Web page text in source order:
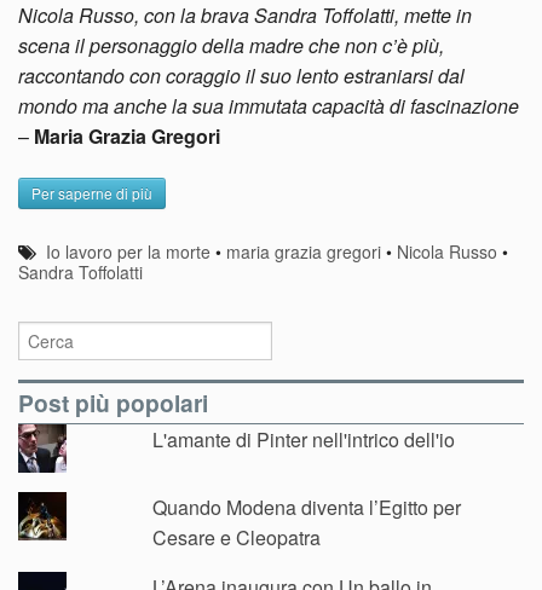
Nicola Russo, con la brava Sandra Toffolatti, mette in
scena il personaggio della madre che non c’è più,
raccontando con coraggio il suo lento estraniarsi dal
mondo ma anche la sua immutata capacità di fascinazione
– Maria Grazia Gregori
Per saperne di più
Io lavoro per la morte • maria grazia gregori • Nicola Russo •
Sandra Toffolatti
Post più popolari
L'amante di Pinter nell'intrico dell'io
Quando Modena diventa l’Egitto per
Cesare e Cleopatra